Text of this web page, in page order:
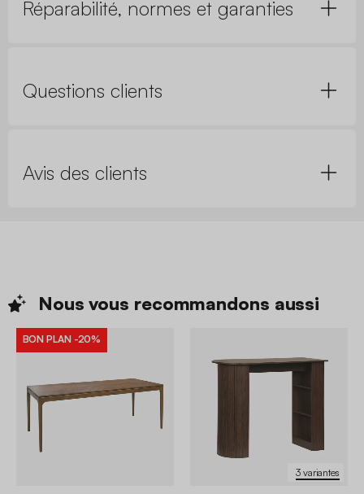
Réparabilité, normes et garanties
Questions clients
Avis des clients
Nous vous recommandons aussi
BON PLAN -20%
3 variantes